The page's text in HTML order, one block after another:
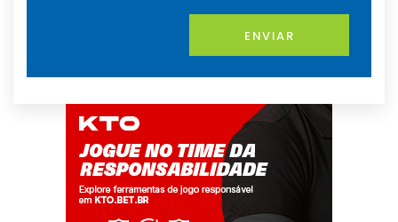
ENVIAR